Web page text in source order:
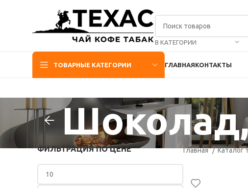
В КАТЕГОРИИ
ТОВАРНЫЕ КАТЕГОРИИ ГЛАВНАЯКОНТАКТЫ
ФИЛЬТРАЦИЯ ПО ЦЕНЕ Главная Каталог